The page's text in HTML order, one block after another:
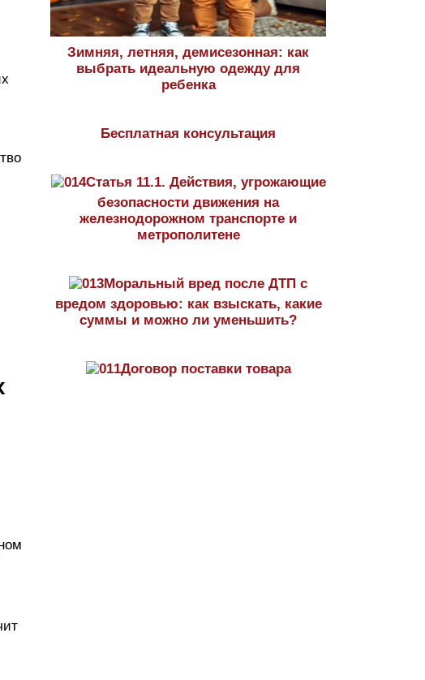
Зимняя, летняя, демисезонная: как
выбрать идеальную одежду для
ребенка
Бесплатная консультация
Статья 11.1. Действия, угрожающие
безопасности движения на
железнодорожном транспорте и
метрополитене
Моральный вред после ДТП с
вредом здоровью: как взыскать, какие
суммы и можно ли уменьшить?
Договор поставки товара